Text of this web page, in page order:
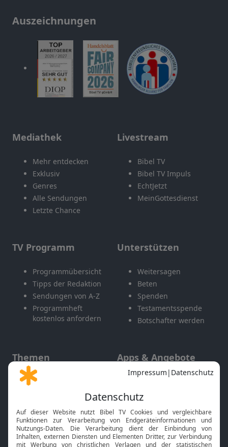
Auszeichnungen
Mediathek
Mehr entdecken
Exklusiv
Genres
Alle Sendungen
Letzte Chance
Livestream
Bibel TV
Bibel TV Impuls
EchtJetzt
MeinGottesdienst
TV Programm
Programmübersicht
Tipps der Redaktion
Sendungen von A-Z
Programmheft
kostenlos anfordern
Unterstützen
Weitersagen
Beten
Spenden
Testamentsspende
Botschafter werden
Themen
Gott und Bibel erklärt
Neuigkeiten
Apps & Angebote
Mobile App
Smart TV
HbbTV
Bibelthek Online-Bibel